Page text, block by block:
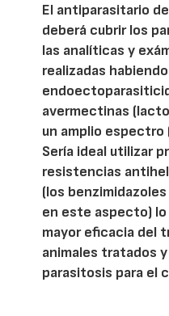
El antiparasitario
deberá cubrir los
las analíticas y
realizadas
avermectinas
un amplio
Sería ideal utilizar
resistencias
(los
en este aspecto) lo
mayor eficacia del
animales tratados
parasitosis para el